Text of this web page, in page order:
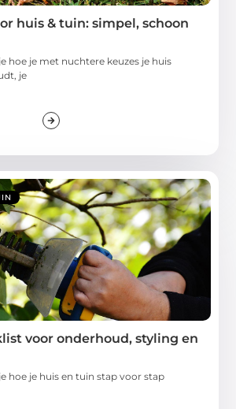
huis & tuin: simpel, schoon
hoe je met nuchtere keuzes je huis
je
voor onderhoud, styling en
hoe je huis en tuin stap voor stap